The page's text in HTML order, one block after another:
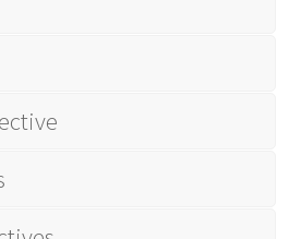
»
à distance »
mon expérience client »